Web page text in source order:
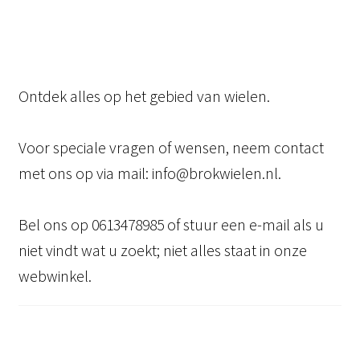
Ontdek alles op het gebied van wielen.
Voor speciale vragen of wensen, neem contact
met ons op via mail: info@brokwielen.nl.
Bel ons op 0613478985 of stuur een e-mail als u
niet vindt wat u zoekt; niet alles staat in onze
webwinkel.